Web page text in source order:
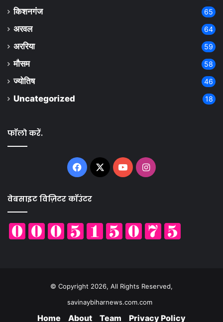
किशनगंज 65
अरवल 64
अररिया 59
मौसम 58
ज्योतिष 46
Uncategorized 18
फॉलो करें.
Facebook
X YouTubeInstagram
वेबसाइट विज़िटर कॉउंटर
© Copyright 2026, All Rights Reserved,
savinaybiharnews.com.com
Home About Team Privacy Policy